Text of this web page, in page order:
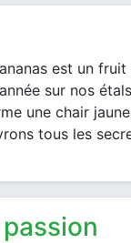
est un
sur nos
une chair
tous les